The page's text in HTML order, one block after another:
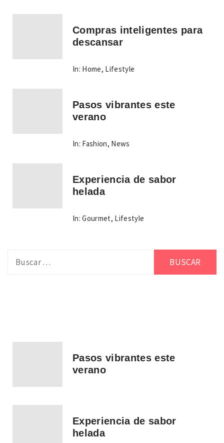
Compras inteligentes para
descansar
In: Home, Lifestyle
Pasos vibrantes este
verano
In: Fashion, News
Experiencia de sabor
helada
In: Gourmet, Lifestyle
Pasos vibrantes este
verano
Experiencia de sabor
helada